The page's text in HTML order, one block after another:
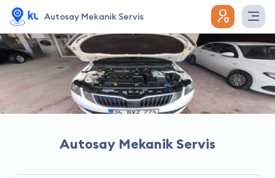
Autosay Mekanik Servis
Autosay Mekanik Servis